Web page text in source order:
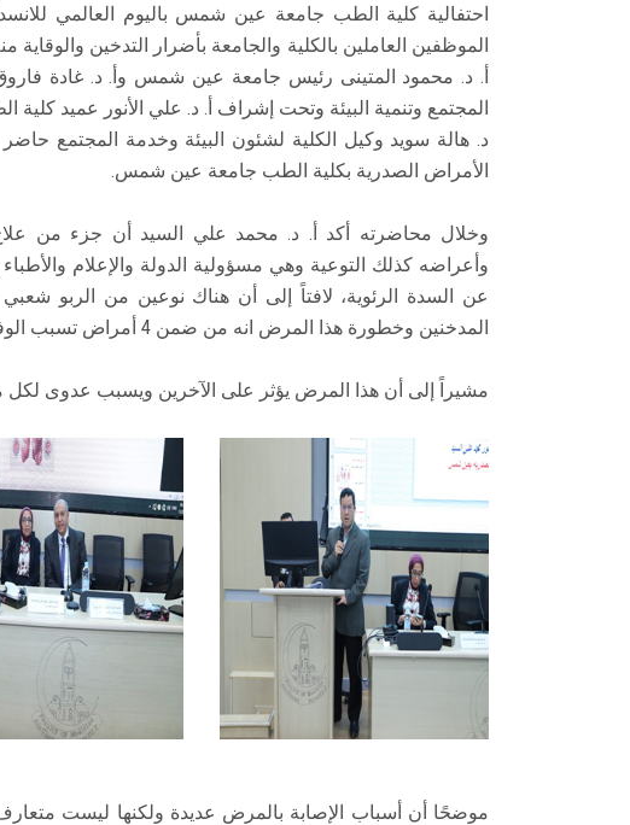
احتفالية كلية الطب جامعة عين شمس باليوم العالمي
الموظفين العاملين بالكلية والجامعة بأضرار التدخين
أ. د. محمود المتينى رئيس جامعة عين شمس وأ. د. غادة
المجتمع وتنمية البيئة وتحت إشراف أ. د. علي الأنور عميد
د. هالة سويد وكيل الكلية لشئون البيئة وخدمة المجتمع
الأمراض الصدرية بكلية الطب جامعة عين شمس.
وخلال محاضرته أكد أ. د. محمد علي السيد أن جزء من علاج
وأعراضه كذلك التوعية وهي مسؤولية الدولة والإعلام
عن السدة الرئوية، لافتاً إلى أن هناك نوعين من الربو
المدخنين وخطورة هذا المرض انه من ضمن 4 أمراض تسبب الوفاة.
مشيراً إلى أن هذا المرض يؤثر على الآخرين ويسبب عدوى
موضحًا أن أسباب الإصابة بالمرض عديدة ولكنها ليست